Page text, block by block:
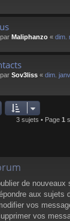
Maliphanzo « dim.
Sov3liss « dim.
3 sujets • Page 1
de nouveaux
aux sujets
vos
vos